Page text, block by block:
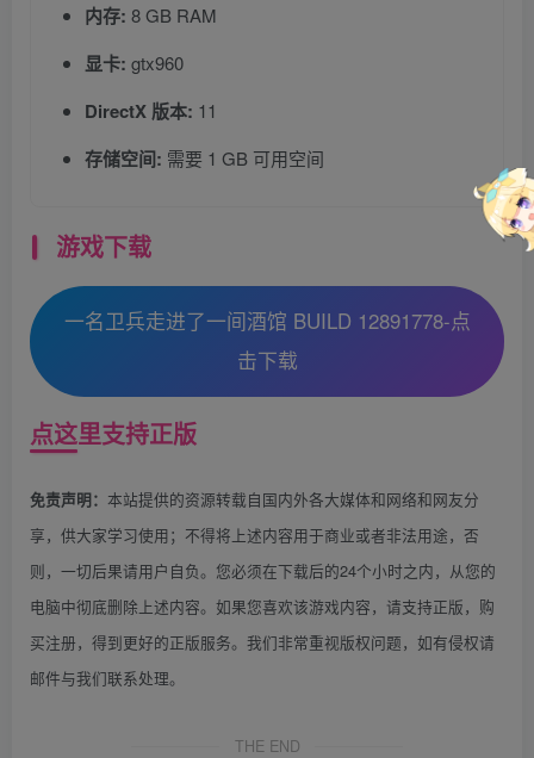
内存: 8 GB RAM
显卡: gtx960
DirectX 版本: 11
存储空间: 需要 1 GB 可用空间
游戏下载
一名卫兵走进了一间酒馆 BUILD 12891778-点
击下载
点这里支持正版
免责声明： 本站提供的资源转载自国内外各大媒体和网络和网友分
享，供大家学习使用；不得将上述内容用于商业或者非法用途，否
则，一切后果请用户自负。您必须在下载后的24个小时之内，从您的
电脑中彻底删除上述内容。如果您喜欢该游戏内容，请支持正版，购
买注册，得到更好的正版服务。我们非常重视版权问题，如有侵权请
邮件与我们联系处理。
THE END